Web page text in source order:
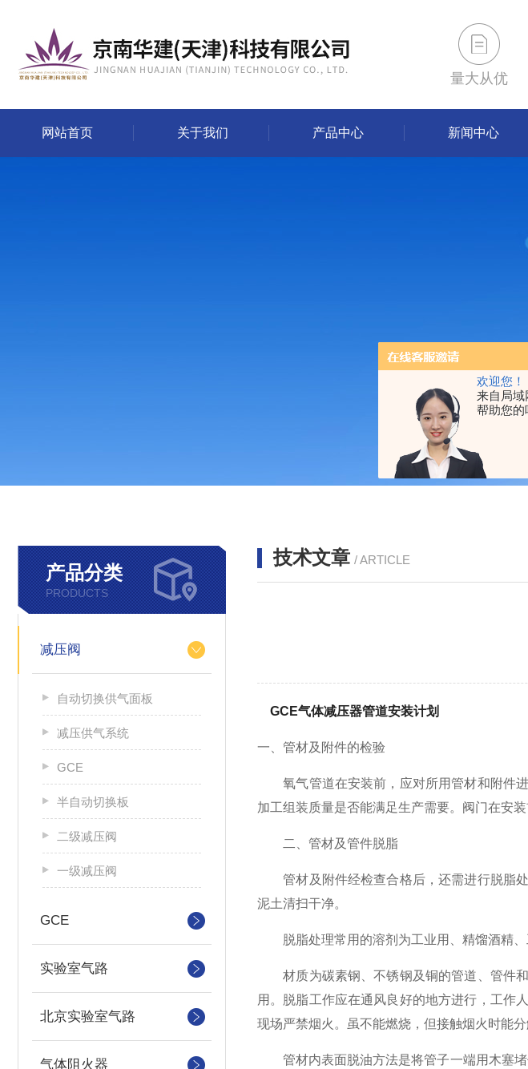
欢迎您！
来自局域
帮助您的
量大从优
网站首页 关于我们 产品中心 新闻中心
产品分类
PRODUCTS
减压阀
自动切换供气面板
减压供气系统
GCE
半自动切换板
二级减压阀
一级减压阀
GCE
实验室气路
北京实验室气路
气体阻火器
技术文章 / ARTICLE
GCE气体减压器管道安装计划
一、管材及附件的检验
氧气管道在安装前，应对所用管材和附件进
加工组装质量是否能满足生产需要。阀门在安
二、管材及管件脱脂
管材及附件经检查合格后，还需进行脱脂处
泥土清扫干净。
脱脂处理常用的溶剂为工业用、精馏酒精、
材质为碳素钢、不锈钢及铜的管道、管件和
用。脱脂工作应在通风良好的地方进行，工作
现场严禁烟火。虽不能燃烧，但接触烟火时能
管材内表面脱油方法是将管子一端用木塞堵